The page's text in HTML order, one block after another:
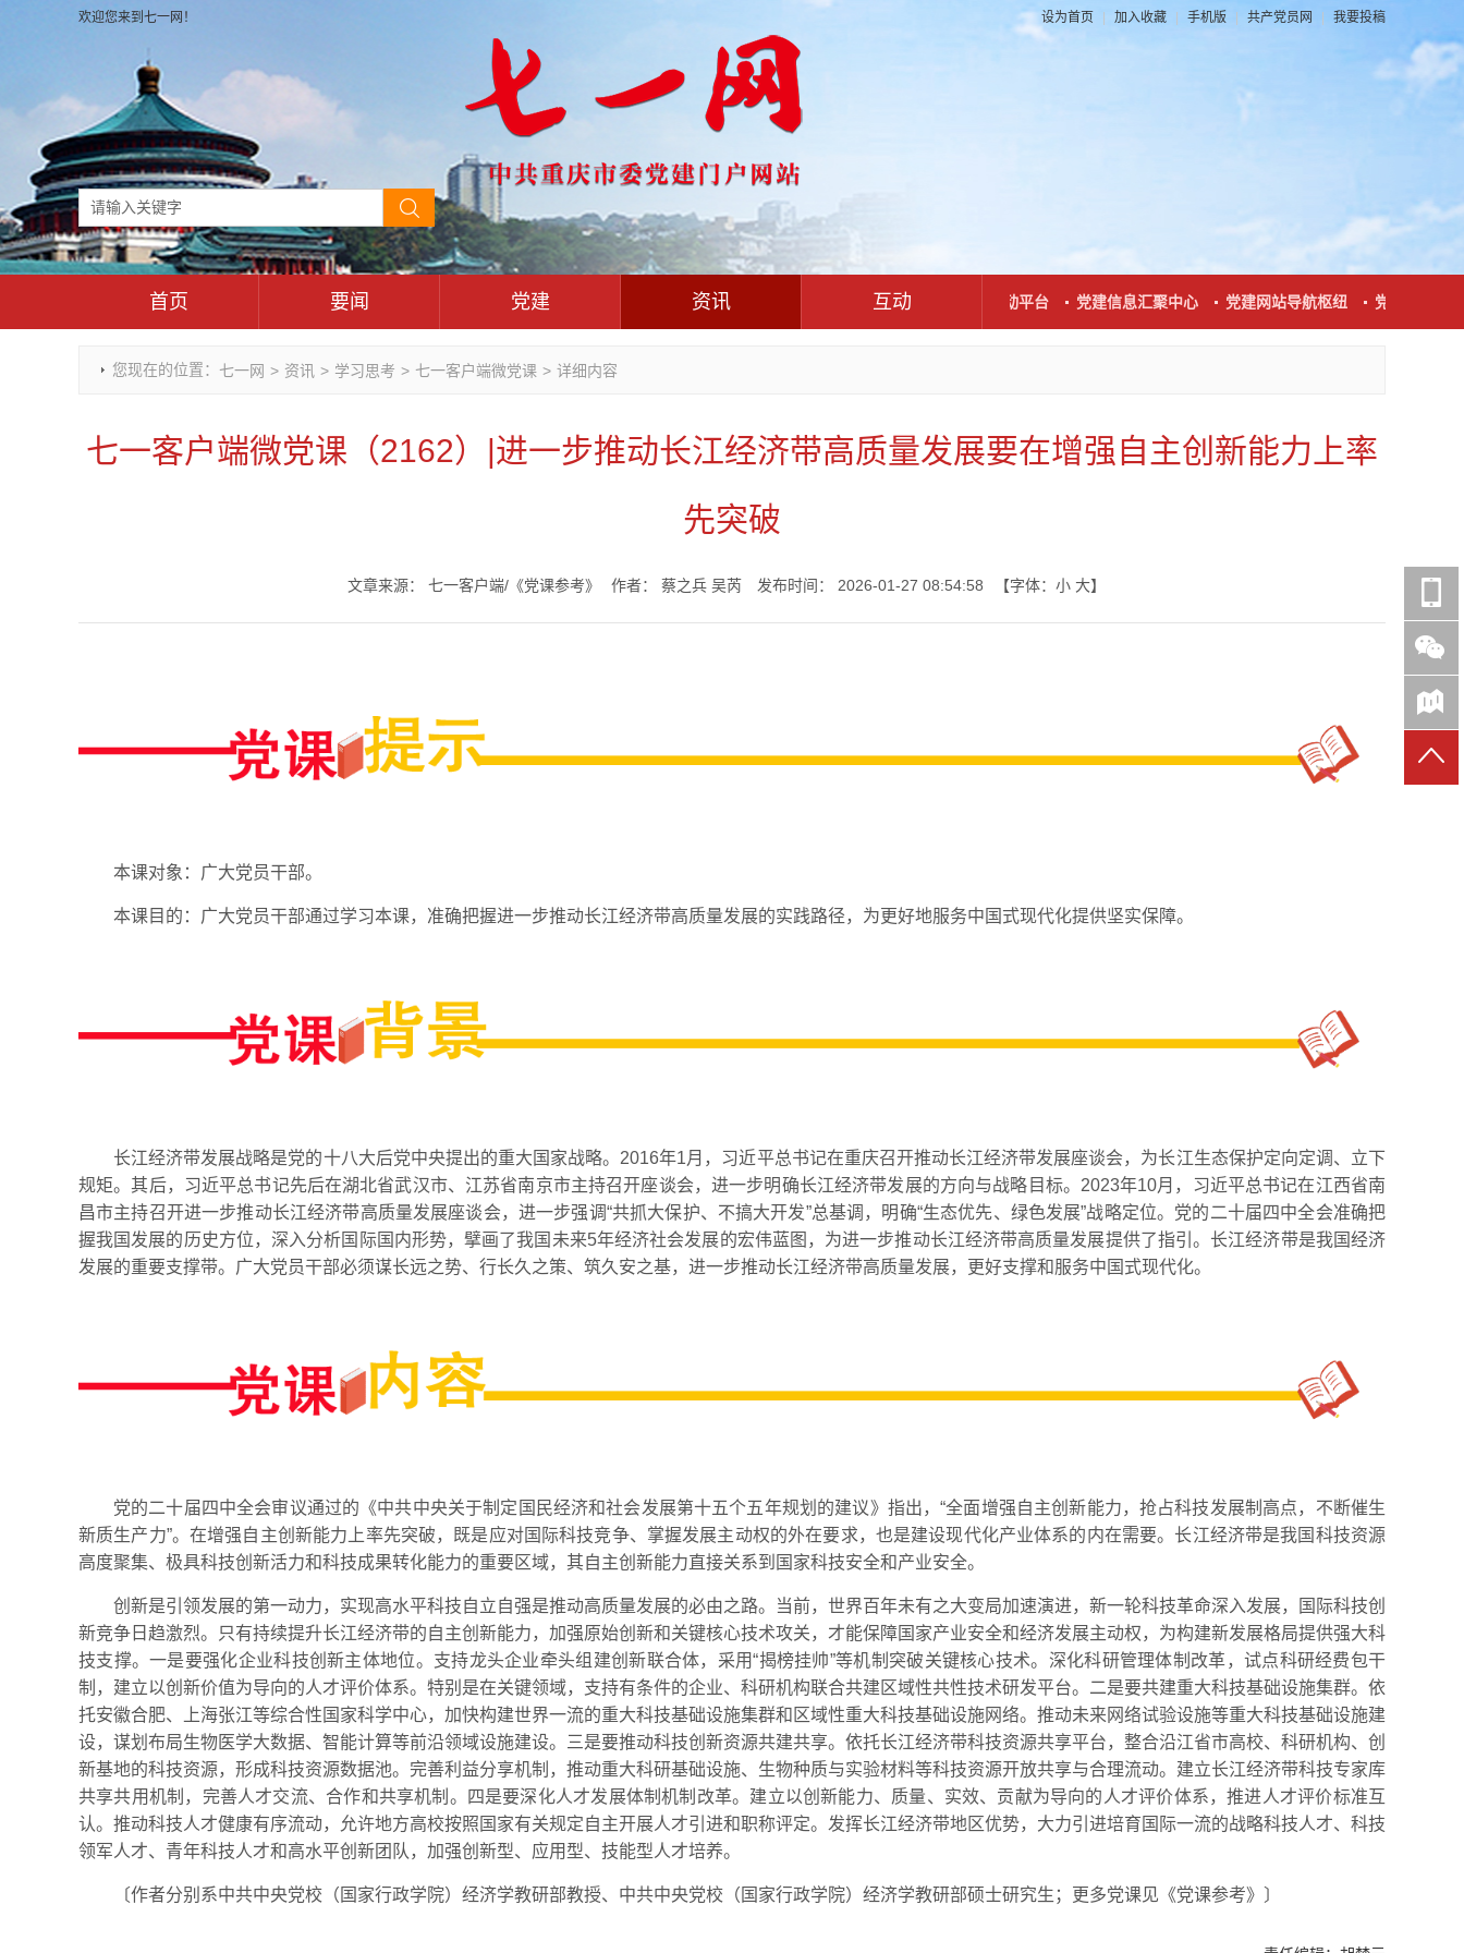
欢迎您来到七一网！ 设为首页 | 加入收藏 | 手机版 | 共产党员网 | 我要投稿
首页 要闻
重庆市领导活动报道集
理论武装
党建
干部工作
基层组织建设
资讯
党务知识
七一书院
互动
党建头条微信公众号
党群联系互动平台 党建信息汇聚中心 党建网站导航枢纽 党建新闻发
您现在的位置： 七一网 > 资讯 > 学习思考 > 七一客户端微党课 > 详细内容
七一客户端微党课（2162）|进一步推动长江经济带高质量发展要在增强自主创新能力上率
先突破
文章来源： 七一客户端/《党课参考》 作者： 蔡之兵 吴芮 发布时间： 2026-01-27 08:54:58 【字体： 小 大】
本课对象：广大党员干部。
本课目的：广大党员干部通过学习本课，准确把握进一步推动长江经济带高质量发展的实践路径，为更好地服务中国式现代化提供坚实保障。
长江经济带发展战略是党的十八大后党中央提出的重大国家战略。2016年1月，习近平总书记在重庆召开推动长江经济带发展座谈会，为长江生态保护定向定调、立下
规矩。其后，习近平总书记先后在湖北省武汉市、江苏省南京市主持召开座谈会，进一步明确长江经济带发展的方向与战略目标。2023年10月，习近平总书记在江西省南
昌市主持召开进一步推动长江经济带高质量发展座谈会，进一步强调“共抓大保护、不搞大开发”总基调，明确“生态优先、绿色发展”战略定位。党的二十届四中全会准确把
握我国发展的历史方位，深入分析国际国内形势，擘画了我国未来5年经济社会发展的宏伟蓝图，为进一步推动长江经济带高质量发展提供了指引。长江经济带是我国经济
发展的重要支撑带。广大党员干部必须谋长远之势、行长久之策、筑久安之基，进一步推动长江经济带高质量发展，更好支撑和服务中国式现代化。
党的二十届四中全会审议通过的《中共中央关于制定国民经济和社会发展第十五个五年规划的建议》指出，“全面增强自主创新能力，抢占科技发展制高点，不断催生
新质生产力”。在增强自主创新能力上率先突破，既是应对国际科技竞争、掌握发展主动权的外在要求，也是建设现代化产业体系的内在需要。长江经济带是我国科技资源
高度聚集、极具科技创新活力和科技成果转化能力的重要区域，其自主创新能力直接关系到国家科技安全和产业安全。
创新是引领发展的第一动力，实现高水平科技自立自强是推动高质量发展的必由之路。当前，世界百年未有之大变局加速演进，新一轮科技革命深入发展，国际科技创
新竞争日趋激烈。只有持续提升长江经济带的自主创新能力，加强原始创新和关键核心技术攻关，才能保障国家产业安全和经济发展主动权，为构建新发展格局提供强大科
技支撑。一是要强化企业科技创新主体地位。支持龙头企业牵头组建创新联合体，采用“揭榜挂帅”等机制突破关键核心技术。深化科研管理体制改革，试点科研经费包干
制，建立以创新价值为导向的人才评价体系。特别是在关键领域，支持有条件的企业、科研机构联合共建区域性共性技术研发平台。二是要共建重大科技基础设施集群。依
托安徽合肥、上海张江等综合性国家科学中心，加快构建世界一流的重大科技基础设施集群和区域性重大科技基础设施网络。推动未来网络试验设施等重大科技基础设施建
设，谋划布局生物医学大数据、智能计算等前沿领域设施建设。三是要推动科技创新资源共建共享。依托长江经济带科技资源共享平台，整合沿江省市高校、科研机构、创
新基地的科技资源，形成科技资源数据池。完善利益分享机制，推动重大科研基础设施、生物种质与实验材料等科技资源开放共享与合理流动。建立长江经济带科技专家库
共享共用机制，完善人才交流、合作和共享机制。四是要深化人才发展体制机制改革。建立以创新能力、质量、实效、贡献为导向的人才评价体系，推进人才评价标准互
认。推动科技人才健康有序流动，允许地方高校按照国家有关规定自主开展人才引进和职称评定。发挥长江经济带地区优势，大力引进培育国际一流的战略科技人才、科技
领军人才、青年科技人才和高水平创新团队，加强创新型、应用型、技能型人才培养。
〔作者分别系中共中央党校（国家行政学院）经济学教研部教授、中共中央党校（国家行政学院）经济学教研部硕士研究生；更多党课见《党课参考》〕